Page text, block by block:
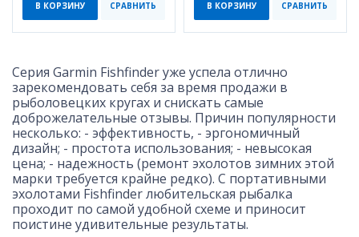
В КОРЗИНУ СРАВНИТЬ В КОРЗИНУ СРАВНИТЬ
Серия Garmin Fishfinder уже успела отлично
зарекомендовать себя за время продажи в
рыболовецких кругах и снискать самые
доброжелательные отзывы. Причин популярности
несколько: - эффективность, - эргономичный
дизайн; - простота использования; - невысокая
цена; - надежность (ремонт эхолотов зимних этой
марки требуется крайне редко). С портативными
эхолотами Fishfinder любительская рыбалка
проходит по самой удобной схеме и приносит
поистине удивительные результаты.